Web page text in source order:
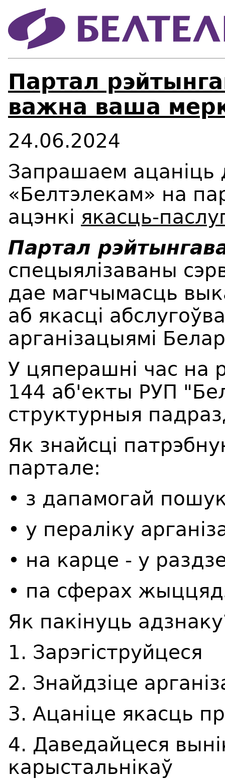
Партал
важна ваша
24.06.2024
Запрашаем ацаніць
«Белтэлекам» на
ацэнкі якасць-
Партал
спецыялізаваны
дае магчымасць
аб якасці
арганізацыямі
У цяперашні час на
144 аб'екты РУП
структурныя
Як знайсці
партале:
• з дапамогай
• у пераліку
• на карце - у
• па сферах
Як пакінуць
1. Зарэгіструйцеся
2. Знайдзіце
3. Ацаніце якасць
4. Даведайцеся
карыстальнікаў